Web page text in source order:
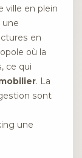
ville en plein
une
en
où la
ce qui
. La
sont
une